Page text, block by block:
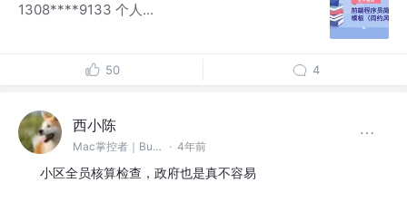
1308****9133 个人...
50 4
西小陈
Mac掌控者｜Bug缔造和毁灭者 @中通科技 · 4年前
小区全员核算检查，政府也是真不容易